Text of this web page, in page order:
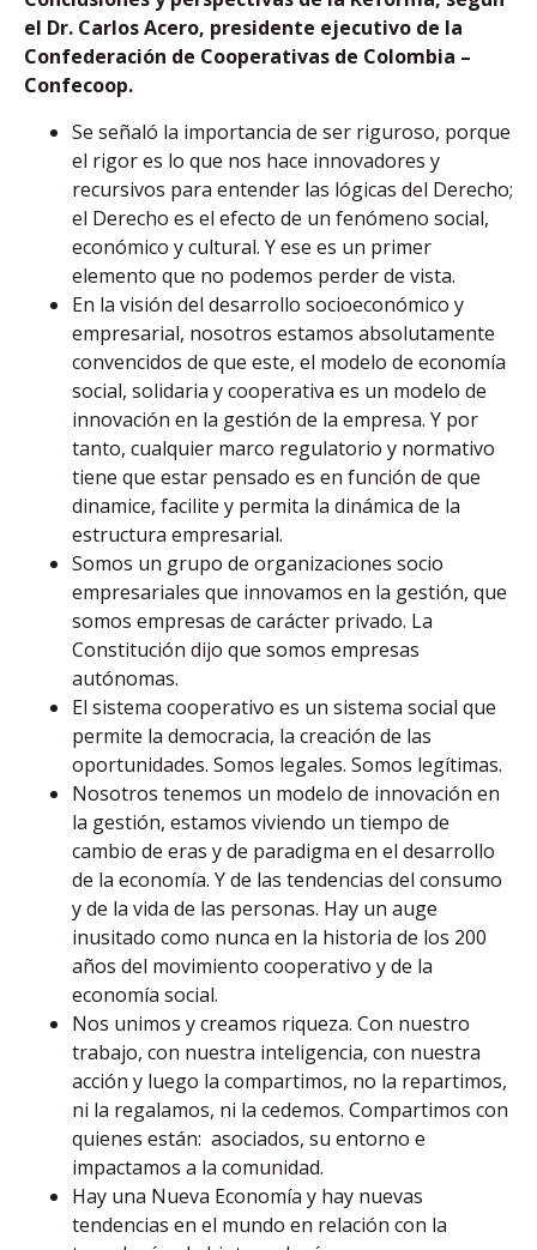
el Dr. Carlos Acero, presidente ejecutivo de la
Confederación de Cooperativas de Colombia –
Confecoop.
Se señaló la importancia de ser riguroso, porque
el rigor es lo que nos hace innovadores y
recursivos para entender las lógicas del Derecho;
el Derecho es el efecto de un fenómeno social,
económico y cultural. Y ese es un primer
elemento que no podemos perder de vista.
En la visión del desarrollo socioeconómico y
empresarial, nosotros estamos absolutamente
convencidos de que este, el modelo de economía
social, solidaria y cooperativa es un modelo de
innovación en la gestión de la empresa. Y por
tanto, cualquier marco regulatorio y normativo
tiene que estar pensado es en función de que
dinamice, facilite y permita la dinámica de la
estructura empresarial.
Somos un grupo de organizaciones socio
empresariales que innovamos en la gestión, que
somos empresas de carácter privado. La
Constitución dijo que somos empresas
autónomas.
El sistema cooperativo es un sistema social que
permite la democracia, la creación de las
oportunidades. Somos legales. Somos legítimas.
Nosotros tenemos un modelo de innovación en
la gestión, estamos viviendo un tiempo de
cambio de eras y de paradigma en el desarrollo
de la economía. Y de las tendencias del consumo
y de la vida de las personas. Hay un auge
inusitado como nunca en la historia de los 200
años del movimiento cooperativo y de la
economía social.
Nos unimos y creamos riqueza. Con nuestro
trabajo, con nuestra inteligencia, con nuestra
acción y luego la compartimos, no la repartimos,
ni la regalamos, ni la cedemos. Compartimos con
quienes están: asociados, su entorno e
impactamos a la comunidad.
Hay una Nueva Economía y hay nuevas
tendencias en el mundo en relación con la